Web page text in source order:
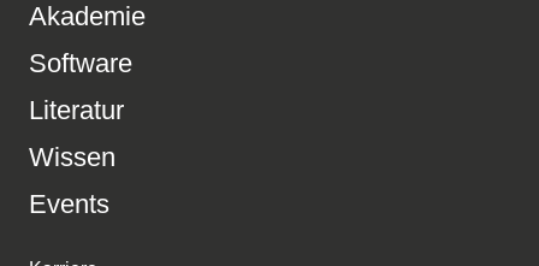
Akademie
Software
Literatur
Wissen
Events